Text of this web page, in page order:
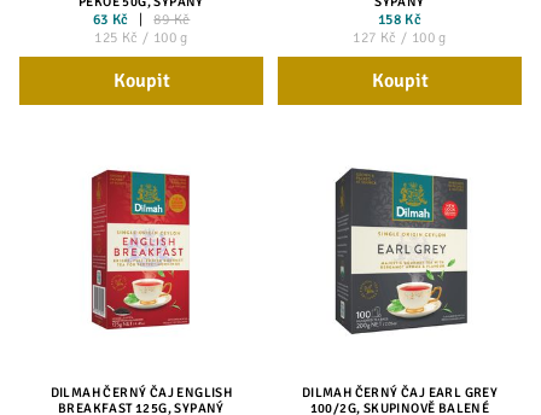
63 Kč
89 Kč
125 Kč / 100 g
Koupit
158 Kč
127 Kč / 100 g
Koupit
DILMAH ČERNÝ ČAJ ENGLISH
BREAKFAST 125G, SYPANÝ
DILMAH ČERNÝ ČAJ EARL GREY
100/2G, SKUPINOVĚ BALENÉ